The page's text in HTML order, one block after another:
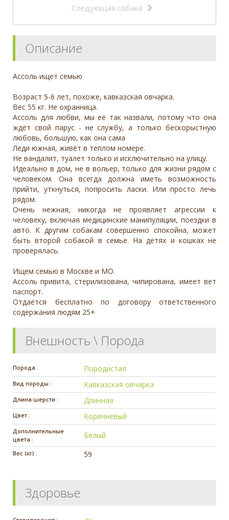
Следующая собака
Описание
Ассоль ищет семью
Возраст 5-6 лет, похоже, кавказская овчарка.
Вес 55 кг. Не охранница.
Ассоль для любви, мы её так назвали, потому что она
ждёт свой парус - не службу, а только бескорыстную
любовь, большую, как она сама
Леди южная, живёт в теплом номере.
Не вандалит, туалет только и исключительно на улицу.
Идеально в дом, не в вольер, только для жизни рядом с
человеком. Она всегда должна иметь возможность
прийти, уткнуться, попросить ласки. Или просто лечь
рядом.
Очень нежная, никогда не проявляет агрессии к
человеку, включая медицинские манипуляции, поездки в
авто. К другим собакам совершенно спокойна, может
быть второй собакой в семье. На детях и кошках не
проверялась.
Ищем семью в Москве и МО.
Ассоль привита, стерилизована, чипирована, имеет вет
паспорт.
Отдаётся бесплатно по договору ответственного
содержания людям 25+
Внешность \ Порода
Порода : Породистая
Вид породы : Кавказcкая овчарка
Длина шерсти : Длинная
Цвет : Коричневый
Дополнительные
цвета :
Белый
Вес (кг) : 59
Здоровье